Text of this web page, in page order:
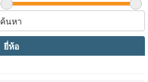
ค้นหา
ยี่ห้อ